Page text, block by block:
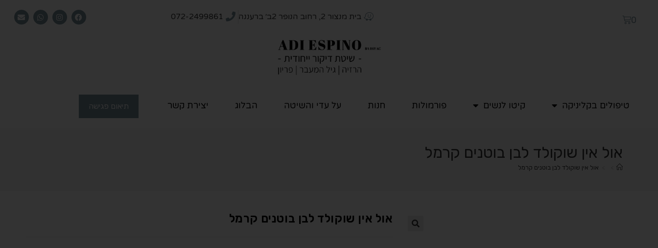
0 בית מנצור 2, רחוב הנופר 2ב׳ ברעננה 072-2499861
טיפולים בקליניקה קיטו לנשים פורמולות חנות על עדי והשיטה הבלוג יצירת קשר תיאום פגישה
אול אין שוקולד לבן בוטנים קרמל
אול אין שוקולד לבן בוטנים קרמל
אול אין שוקולד לבן בוטנים קרמל